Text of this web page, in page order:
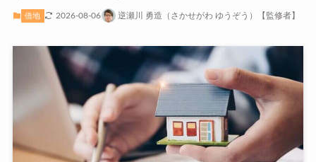
借地 2026-08-06 逆瀬川 勇造（さかせがわ ゆうぞう）【監修者】